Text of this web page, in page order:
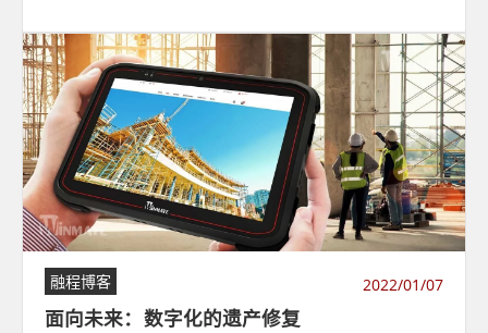
融程博客 2022/01/07
面向未来：数字化的遗产修复